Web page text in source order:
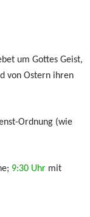
um Gottes Geist,
von Ostern ihren
Ordnung (wie
9:30 Uhr mit